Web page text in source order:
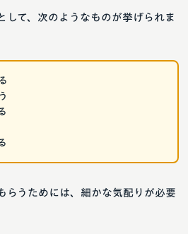
して、次のようなものが挙げられま
らうためには、細かな気配りが必要